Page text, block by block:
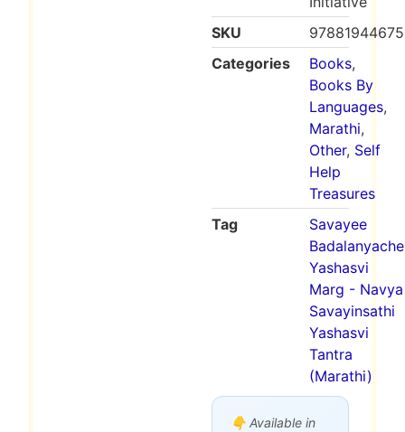
SKU
Categories
Books,
Books By
Languages,
Marathi,
Other, Self
Help
Treasures
Tag
Savayee
Badalanyache
Yashasvi
Marg - Navya
Savayinsathi
Yashasvi
Tantra
(Marathi)
👇 Available in